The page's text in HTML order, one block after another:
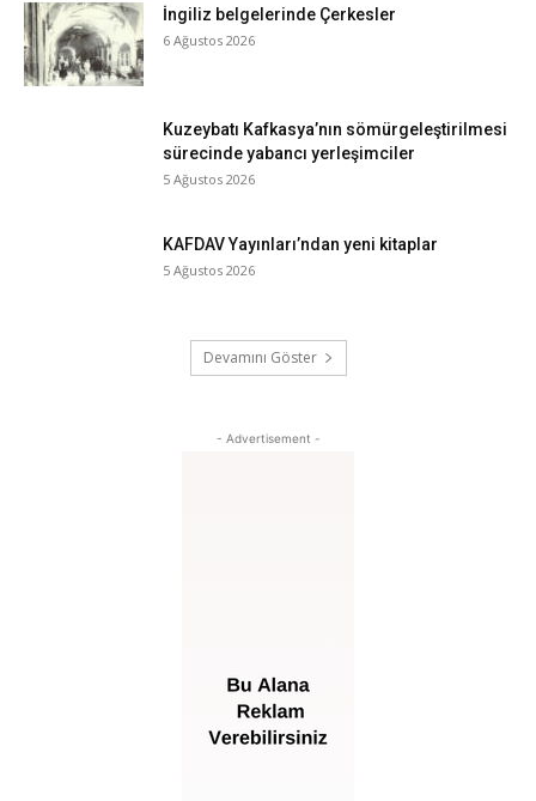
İngiliz belgelerinde Çerkesler
6 Ağustos 2026
Kuzeybatı Kafkasya’nın sömürgeleştirilmesi
sürecinde yabancı yerleşimciler
5 Ağustos 2026
KAFDAV Yayınları’ndan yeni kitaplar
5 Ağustos 2026
Devamını Göster
- Advertisement -